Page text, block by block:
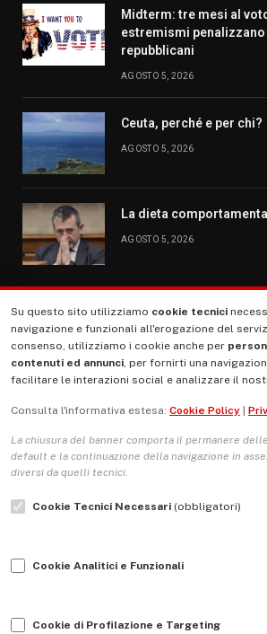
Midterm: tre mesi al
estremismi
repubblicani
AGOSTO 5, 2026
Ceuta, perché e per chi?
AGOSTO 5, 2026
La dieta
AGOSTO 5, 2026
MENU
La Nostra Storia
Le Copertine
L’Associazione
Indirizzo Socio Politico Culturale
Guida per le autrici e gli autori
Su questo sito utilizziamo cookie tecnici
navigazione e funzionali all'erogazione del
consenso, utilizziamo i cookie anche per
contenuti ed annunci, per fornirti una
facilitare le interazioni social e analizzare il
Consulta l'informativa estesa: Cookie Policy
La chiusura del banner comporta il permanere
default e la continuazione della navigazione in
diversi da quelli tecnici.
Cookie Tecnici Necessari (obbligatori)
Cookie Analitici e Funzionali
Cookie di Profilazione e Targeting